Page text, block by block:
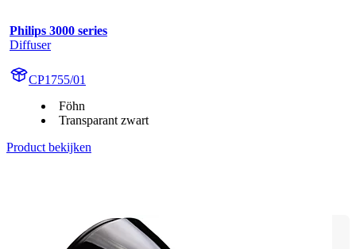
Philips 3000 series
Diffuser
CP1755/01
Föhn
Transparant zwart
Product bekijken